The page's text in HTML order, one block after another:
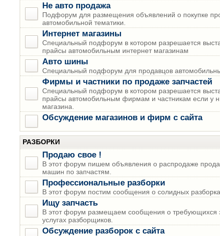
Не авто продажа
Подфорум для размещения объявлений о покупке
автомобильной тематики.
Интернет магазины
Специальный подфорум в котором разрешается
прайсы автомобильным интернет магазинам
Авто шины
Специальный подфорум для продавцов
Фирмы и частники по продаже запчастей
Специальный подфорум в котором разрешается
прайсы автомобильным фирмам и частникам если у
магазина.
Обсуждение магазинов и фирм с сайта
РАЗБОРКИ
Продаю свое !
В этот форум пишем объявления о распродаже
машин по запчастям.
Профессиональные разборки
В этот форум постим сообщения о солидных
Ищу запчасть
В этот форум размещаем сообщения о требующихся
услугах разборщиков.
Обсуждение разборок с сайта